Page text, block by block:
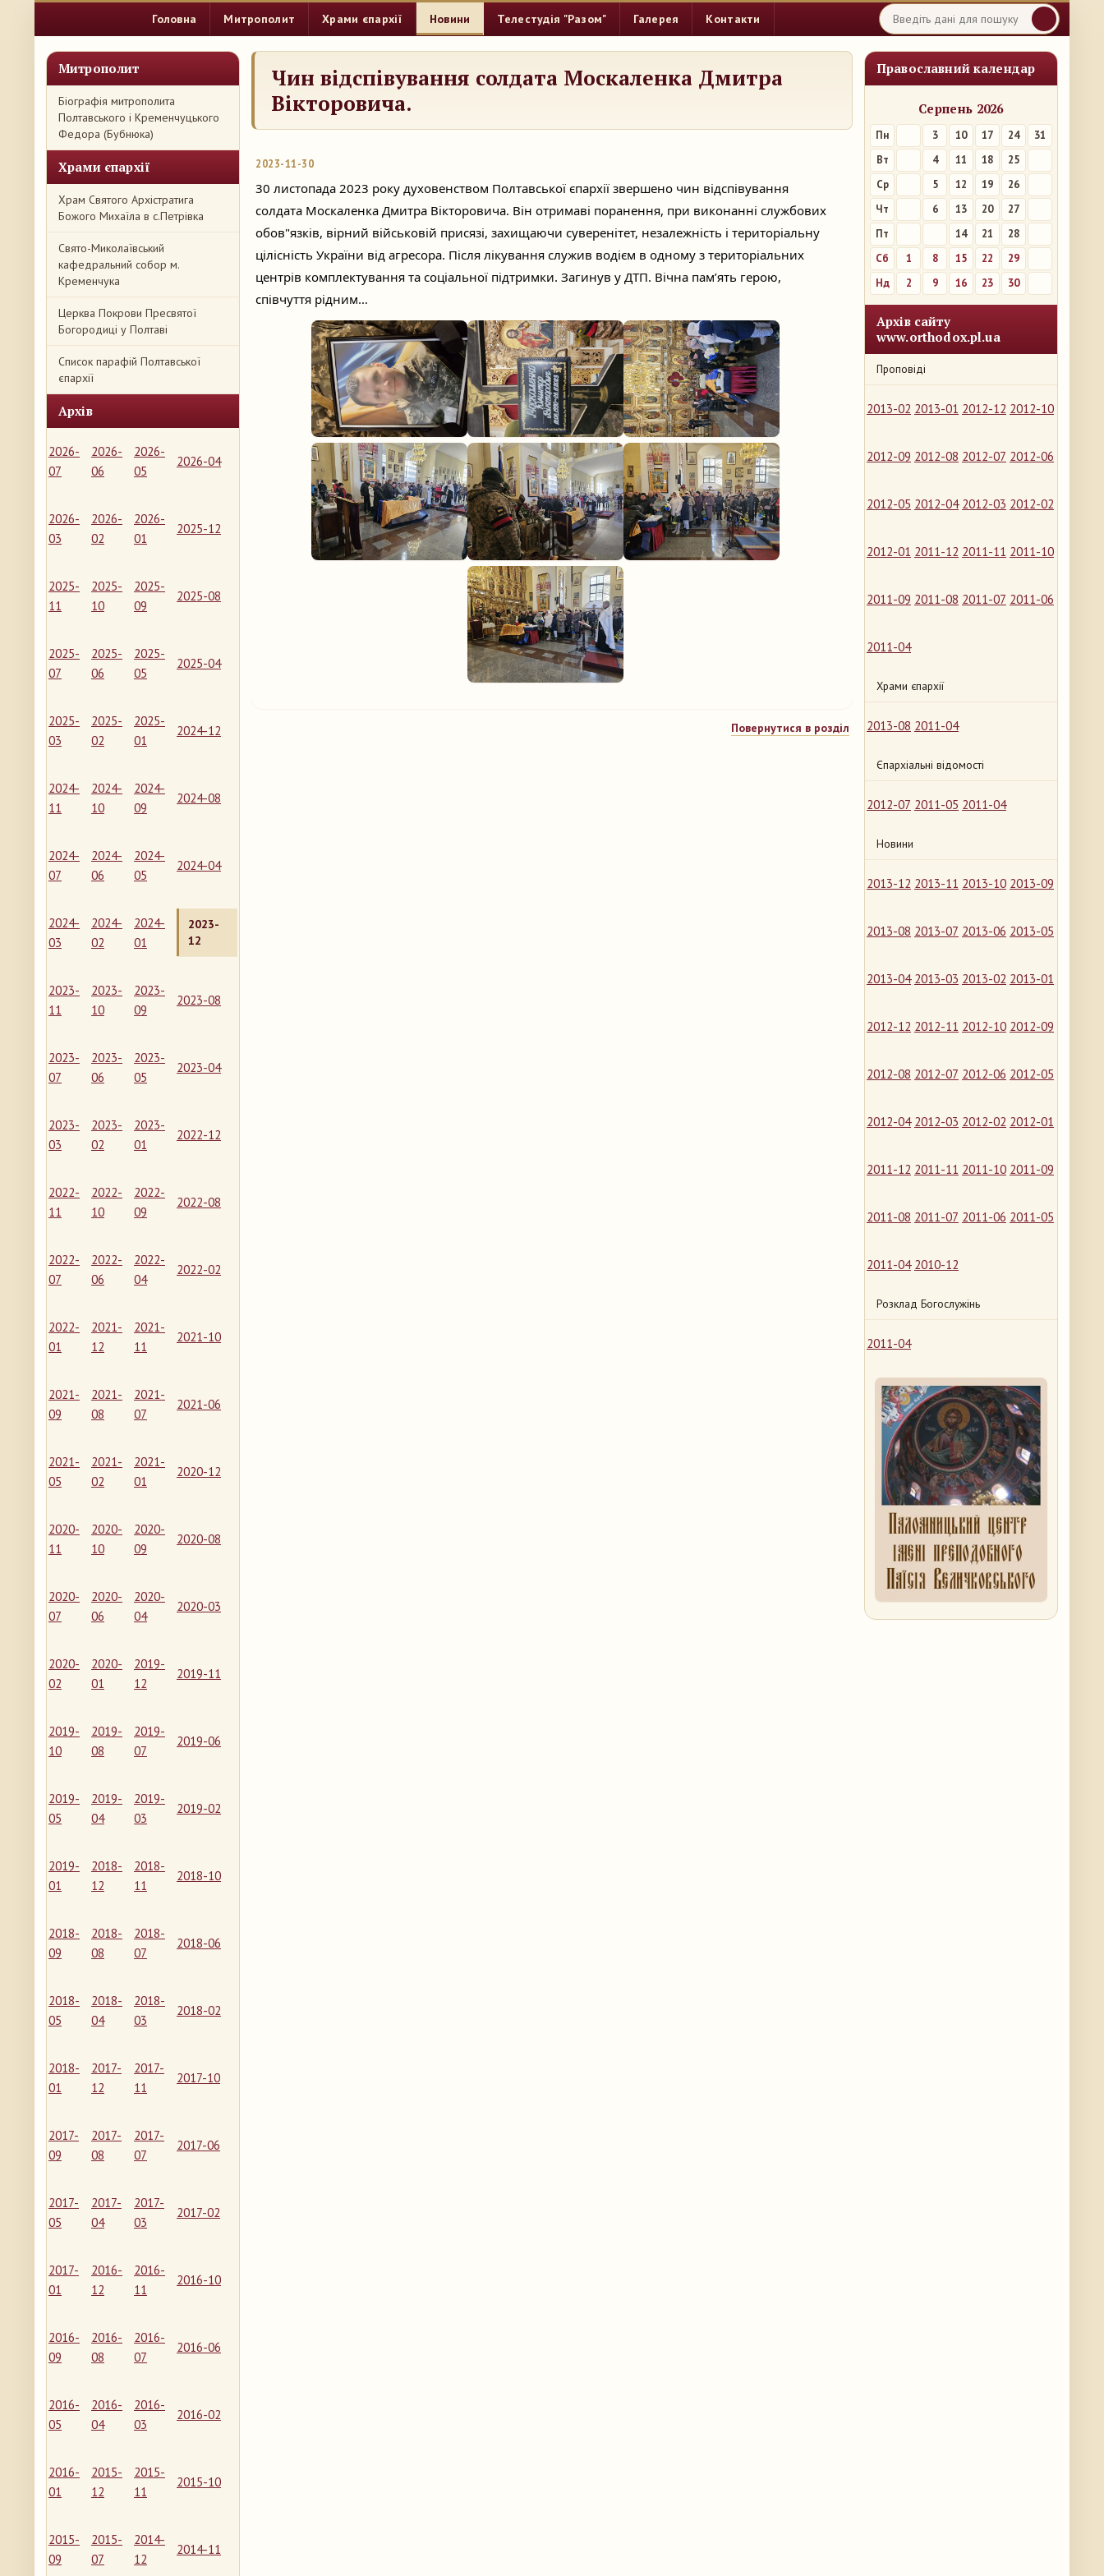
Головна Митрополит Храми єпархії Новини Телестудія "Разом" Галерея Контакти
Митрополит
Біографія митрополита
Полтавського і Кременчуцького
Федора (Бубнюка)
Храми єпархії
Храм Святого Архістратига
Божого Михаїла в с.Петрівка
Свято-Миколаївський
кафедральний собор м.
Кременчука
Церква Покрови Пресвятої
Богородиці у Полтаві
Список парафій Полтавської
єпархії
Архів
2026-
07
2026-
06
2026-
05
2026-04
2026-
03
2026-
02
2026-
01
2025-12
2025-
11
2025-
10
2025-
09
2025-08
2025-
07
2025-
06
2025-
05
2025-04
2025-
03
2025-
02
2025-
01
2024-12
2024-
11
2024-
10
2024-
09
2024-08
2024-
07
2024-
06
2024-
05
2024-04
2024-
03
2024-
02
2024-
01
2023-
12
2023-
11
2023-
10
2023-
09
2023-08
2023-
07
2023-
06
2023-
05
2023-04
2023-
03
2023-
02
2023-
01
2022-12
2022-
11
2022-
10
2022-
09
2022-08
2022-
07
2022-
06
2022-
04
2022-02
2022-
01
2021-
12
2021-
11
2021-10
2021-
09
2021-
08
2021-
07
2021-06
2021-
05
2021-
02
2021-
01
2020-12
2020-
11
2020-
10
2020-
09
2020-08
2020-
07
2020-
06
2020-
04
2020-03
2020-
02
2020-
01
2019-
12
2019-11
2019-
10
2019-
08
2019-
07
2019-06
2019-
05
2019-
04
2019-
03
2019-02
2019-
01
2018-
12
2018-
11
2018-10
2018-
09
2018-
08
2018-
07
2018-06
2018-
05
2018-
04
2018-
03
2018-02
2018-
01
2017-
12
2017-
11
2017-10
2017-
09
2017-
08
2017-
07
2017-06
2017-
05
2017-
04
2017-
03
2017-02
2017-
01
2016-
12
2016-
11
2016-10
2016-
09
2016-
08
2016-
07
2016-06
2016-
05
2016-
04
2016-
03
2016-02
2016-
01
2015-
12
2015-
11
2015-10
2015-
09
2015-
07
2014-
12
2014-11
Православний календар
Серпень 2026
Пн 3 10 17 24
31
Вт
4 11 18
25
Ср
5 12 19
26
Чт
6 13 20
27
Пт
14 21
28
Сб
1 8 15 22
29
Нд
2 9 16 23 30
Архів сайту
www.orthodox.pl.ua
Проповіді
2013-02 2013-01 2012-12 2012-10
2012-09 2012-08 2012-07 2012-06
2012-05 2012-04 2012-03 2012-02
2012-01 2011-12 2011-11 2011-10
2011-09 2011-08 2011-07 2011-06
2011-04
Храми єпархії
2013-08 2011-04
Єпархіальні відомості
2012-07 2011-05 2011-04
Новини
2013-12 2013-11 2013-10 2013-09
2013-08 2013-07 2013-06 2013-05
2013-04 2013-03 2013-02 2013-01
2012-12 2012-11 2012-10 2012-09
2012-08 2012-07 2012-06 2012-05
2012-04 2012-03 2012-02 2012-01
2011-12 2011-11 2011-10 2011-09
2011-08 2011-07 2011-06 2011-05
2011-04 2010-12
Розклад Богослужінь
2011-04
Чин відспівування солдата Москаленка Дмитра
Вікторовича.
2023-11-30
30 листопада 2023 року духовенством Полтавської єпархії звершено чин відспівування
солдата Москаленка Дмитра Вікторовича. Він отримаві поранення, при виконанні службових
обов"язків, вірний військовій присязі, захищаючи суверенітет, незалежність і територіальну
цілісність України від агресора. Після лікування служив водієм в одному з територіальних
центрів комплектування та соціальної підтримки. Загинув у ДТП. Вічна пам’ять герою,
співчуття рідним…
Повернутися в розділ